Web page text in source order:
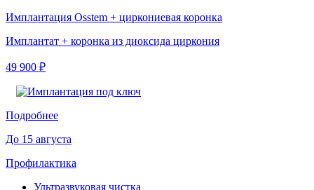
Имплантация Osstem + циркониевая коронка
Имплантат + коронка из диоксида циркония
49 900 ₽
Подробнее
До 15 августа
Профилактика
Ультразвуковая чистка